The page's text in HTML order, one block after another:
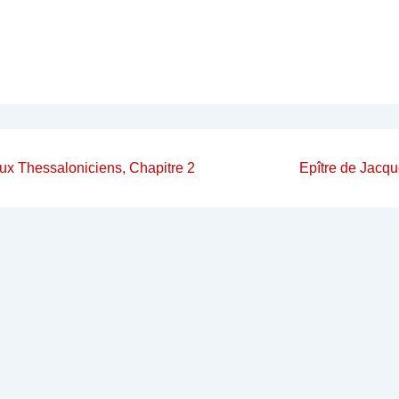
Thessaloniciens, Chapitre 2
Next
Epître de